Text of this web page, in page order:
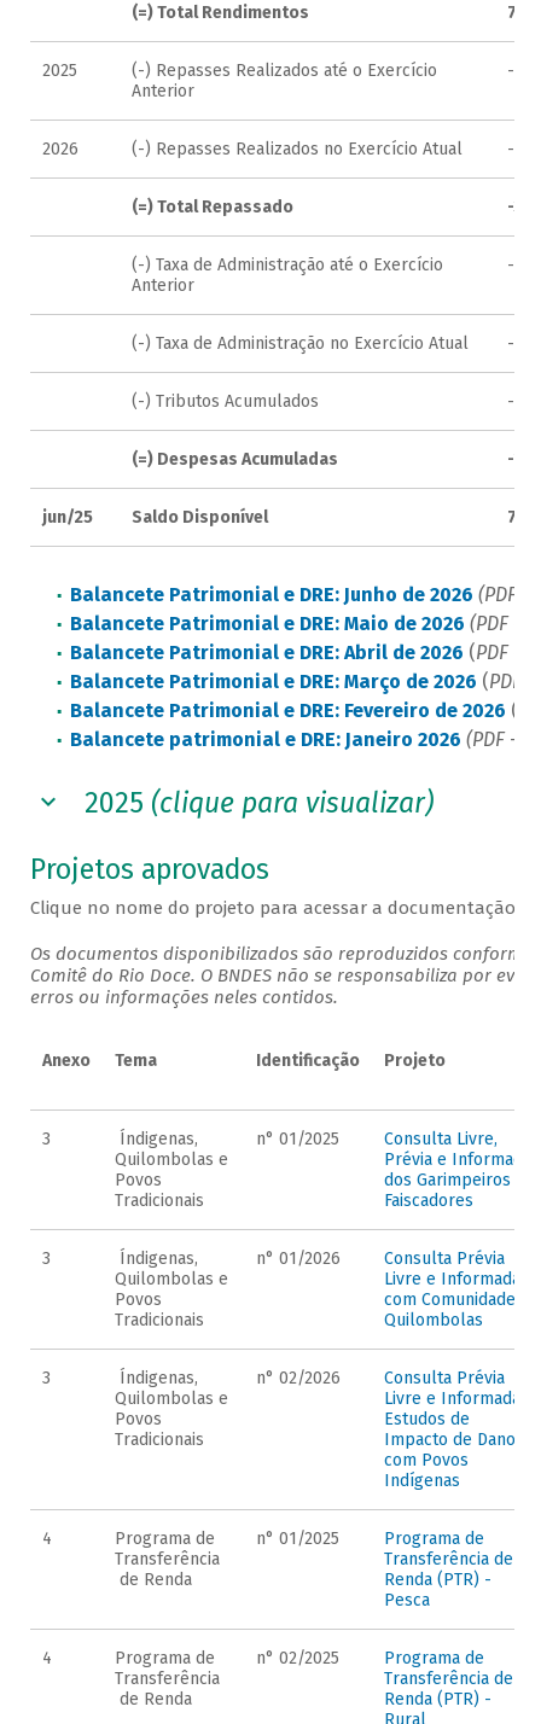
(=) Total Rendimentos
2025
(-) Repasses Realizados até o Exercício
Anterior
-
2026 (-) Repasses Realizados no Exercício Atual -
(=) Total Repassado -
(-) Taxa de Administração até o Exercício
Anterior
-
(-) Taxa de Administração no Exercício Atual -
(-) Tributos Acumulados -
(=) Despesas Acumuladas -
jun/25 Saldo Disponível
Balancete Patrimonial e DRE: Junho de 2026 (PDF -
Balancete Patrimonial e DRE: Maio de 2026 (PDF -
Balancete Patrimonial e DRE: Abril de 2026 (PDF -
Balancete Patrimonial e DRE: Março de 2026 (PDF -
Balancete Patrimonial e DRE: Fevereiro de 2026 (
Balancete patrimonial e DRE: Janeiro 2026 (PDF -
2025 (clique para visualizar)
Projetos aprovados
Clique no nome do projeto para acessar a documentação
Os documentos disponibilizados são reproduzidos conforme
Comitê do Rio Doce. O BNDES não se responsabiliza por
erros ou informações neles contidos.
Anexo Tema Identificação Projeto
3
Índigenas,
Quilombolas e
Povos
Tradicionais
n° 01/2025
Consulta Livre,
Prévia e Informada
dos Garimpeiros e
Faiscadores
3
Índigenas,
Quilombolas e
Povos
Tradicionais
n° 01/2026
Consulta Prévia
Livre e Informada
com Comunidades
Quilombolas
3
Índigenas,
Quilombolas e
Povos
Tradicionais
n° 02/2026
Consulta Prévia
Livre e Informada e
Estudos de
Impacto de Danos
com Povos
Indígenas
4
Programa de
Transferência
de Renda
n° 01/2025
Programa de
Transferência de
Renda (PTR) -
Pesca
4
Programa de
Transferência
de Renda
n° 02/2025
Programa de
Transferência de
Renda (PTR) -